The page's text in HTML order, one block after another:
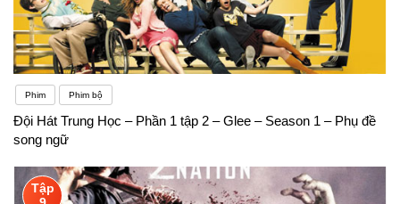
Phim Phim bộ
Đội Hát Trung Học – Phần 1 tập 2 – Glee – Season 1 – Phụ đề
song ngữ
Tập